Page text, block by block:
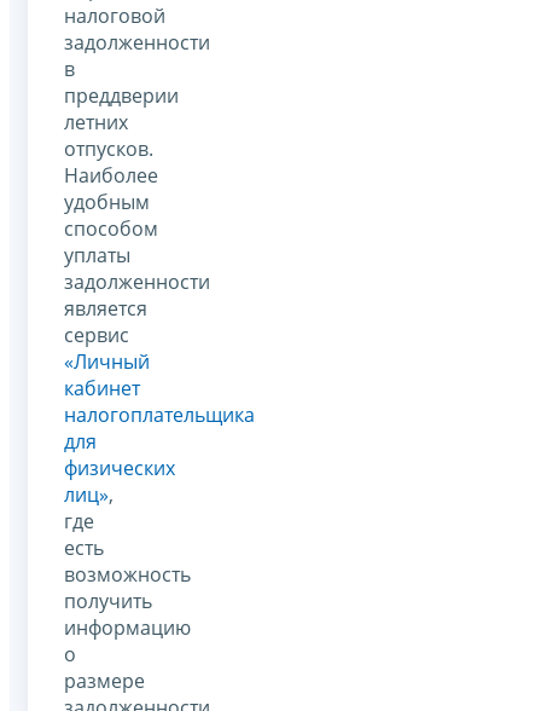
налоговой
задолженности
в
преддверии
летних
отпусков.
Наиболее
удобным
способом
уплаты
задолженности
является
сервис
«Личный
кабинет
налогоплательщика
для
физических
лиц»,
где
есть
возможность
получить
информацию
о
размере